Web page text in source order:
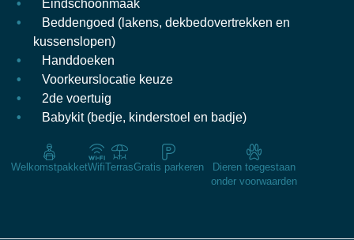
Eindschoonmaak
Beddengoed (lakens, dekbedovertrekken en
kussenslopen)
Handdoeken
Voorkeurslocatie keuze
2de voertuig
Babykit (bedje, kinderstoel en badje)
WelkomstpakketWifiTerrasGratis parkeren
Dieren toegestaan
onder voorwaarden